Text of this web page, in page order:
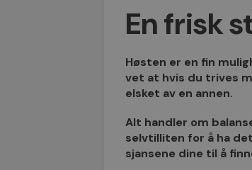
En frisk
Høsten er en fin
vet at hvis du trives
elsket av en annen.
Alt handler om
selvtilliten for å ha
sjansene dine til å